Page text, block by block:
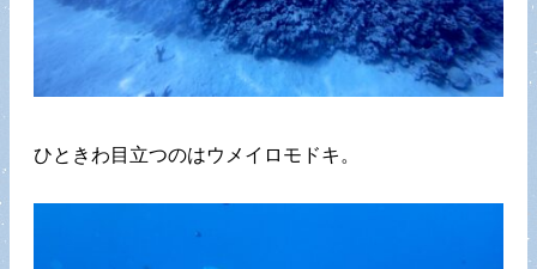
ひときわ目立つのはウメイロモドキ。